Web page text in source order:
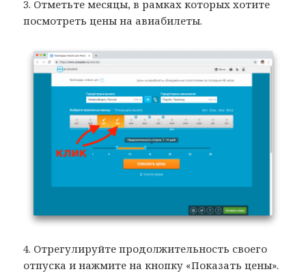
3. Отметьте месяцы, в рамках которых хотите
посмотреть цены на авиабилеты.
4. Отрегулируйте продолжительность своего
отпуска и нажмите на кнопку «Показать цены».